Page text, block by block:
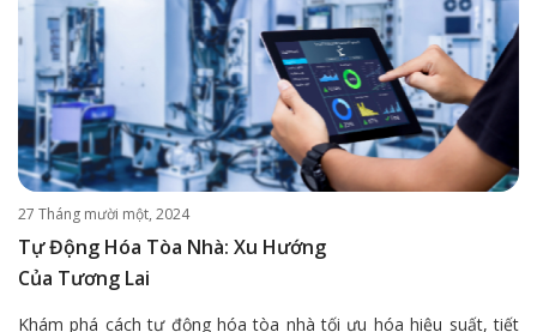
27 Tháng mười một, 2024
Tự Động Hóa Tòa Nhà: Xu Hướng
Của Tương Lai
Khám phá cách tự động hóa tòa nhà tối ưu hóa hiệu suất, tiết